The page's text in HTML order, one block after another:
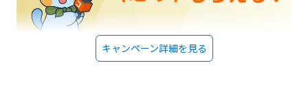
キャンペーン詳細を見る